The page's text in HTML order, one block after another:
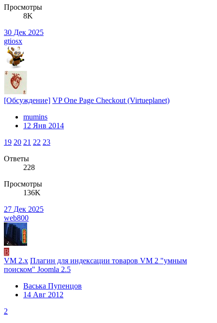
Просмотры
8K
30 Дек 2025
gtiosx
[Обсуждение] VP One Page Checkout (Virtueplanet)
mumins
12 Янв 2014
19 20 21 22 23
Ответы
228
Просмотры
136K
27 Дек 2025
web800
В
VM 2.x Плагин для индексации товаров VM 2 "умным
поиском" Joomla 2.5
Васька Пупенцов
14 Авг 2012
2